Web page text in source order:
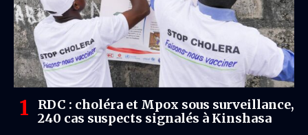
RDC : choléra et Mpox sous surveillance,
240 cas suspects signalés à Kinshasa